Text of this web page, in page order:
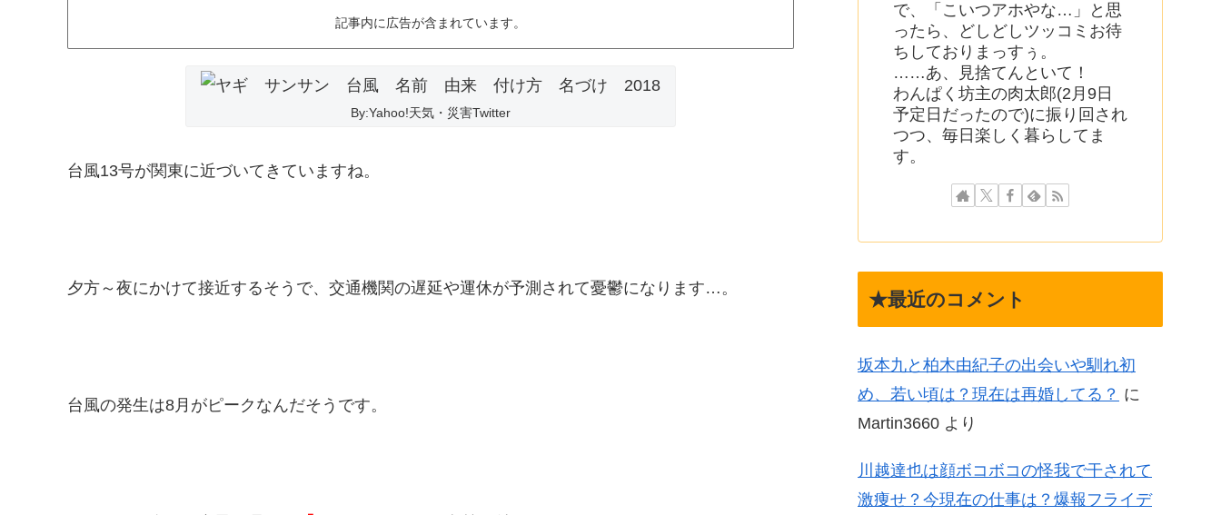
記事内に広告が含まれています。
By:Yahoo!天気・災害‏Twitter
台風13号が関東に近づいてきていますね。
夕方～夜にかけて接近するそうで、交通機関の遅延や運休が予測されて憂鬱になります…。
台風の発生は8月がピークなんだそうです。
で、「こいつアホやな…」と思
ったら、どしどしツッコミお待
ちしておりまっすぅ。
……あ、見捨てんといて！
わんぱく坊主の肉太郎(2月9日
予定日だったので)に振り回され
つつ、毎日楽しく暮らしてま
す。
★最近のコメント
坂本九と柏木由紀子の出会いや馴れ初
め、若い頃は？現在は再婚してる？ に
Martin3660 より
川越達也は顔ボコボコの怪我で干されて
激痩せ？今現在の仕事は？爆報フライデ